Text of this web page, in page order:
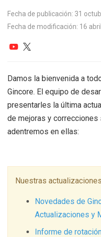
Fecha de publicación: 31
Fecha de modificación: 16
Damos la bienvenida a
Gincore. El equipo de
presentarles la última
de mejoras y correcciones
adentremos en ellas:
Nuestras
Novedades de
Actualizaciones y
Informe de